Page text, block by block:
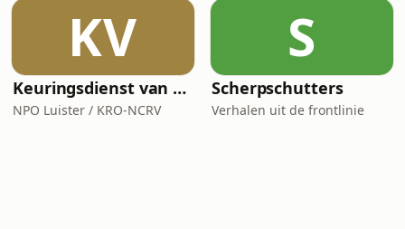
KV
Keuringsdienst van Waarde
NPO Luister / KRO-NCRV
S
Scherpschutters
Verhalen uit de frontlinie